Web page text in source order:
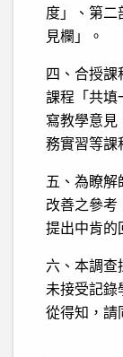
度」、第二
見欄」。
四、合授課
課程「共填
寫教學意見
務實習等課
五、為瞭解
改善之參考
提出中肯的
六、本調查
未接受記錄
從得知，請